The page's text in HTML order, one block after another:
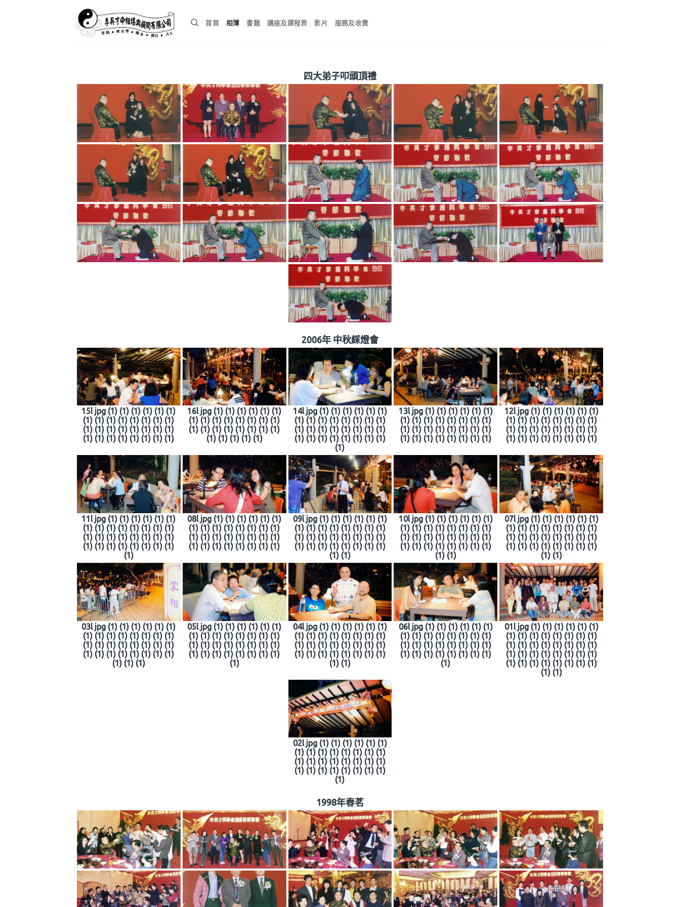
首頁 相薄 書籍 講座及課程表 影片 服務及收費
四大弟子叩頭頂禮
2006年 中秋綵燈會
15l jpg (1) (1) (1) (1) (1) (1)
(1) (1) (1) (1) (1) (1) (1) (1)
(1) (1) (1) (1) (1) (1) (1) (1)
(1) (1) (1) (1) (1) (1) (1) (1)
16l jpg (1) (1) (1) (1) (1) (1)
(1) (1) (1) (1) (1) (1) (1) (1)
(1) (1) (1) (1) (1) (1) (1) (1)
(1) (1) (1) (1) (1)
14l jpg (1) (1) (1) (1) (1) (1)
(1) (1) (1) (1) (1) (1) (1) (1)
(1) (1) (1) (1) (1) (1) (1) (1)
(1) (1) (1) (1) (1) (1) (1) (1)
(1)
13l jpg (1) (1) (1) (1) (1) (1)
(1) (1) (1) (1) (1) (1) (1) (1)
(1) (1) (1) (1) (1) (1) (1) (1)
(1) (1) (1) (1) (1) (1) (1) (1)
12l jpg (1) (1) (1) (1) (1) (1)
(1) (1) (1) (1) (1) (1) (1) (1)
(1) (1) (1) (1) (1) (1) (1) (1)
(1) (1) (1) (1) (1) (1) (1) (1)
11l jpg (1) (1) (1) (1) (1) (1)
(1) (1) (1) (1) (1) (1) (1) (1)
(1) (1) (1) (1) (1) (1) (1) (1)
(1) (1) (1) (1) (1) (1) (1) (1)
(1)
08l jpg (1) (1) (1) (1) (1) (1)
(1) (1) (1) (1) (1) (1) (1) (1)
(1) (1) (1) (1) (1) (1) (1) (1)
(1) (1) (1) (1) (1) (1) (1) (1)
09l jpg (1) (1) (1) (1) (1) (1)
(1) (1) (1) (1) (1) (1) (1) (1)
(1) (1) (1) (1) (1) (1) (1) (1)
(1) (1) (1) (1) (1) (1) (1) (1)
(1) (1)
10l jpg (1) (1) (1) (1) (1) (1)
(1) (1) (1) (1) (1) (1) (1) (1)
(1) (1) (1) (1) (1) (1) (1) (1)
(1) (1) (1) (1) (1) (1) (1) (1)
(1) (1)
07l jpg (1) (1) (1) (1) (1) (1)
(1) (1) (1) (1) (1) (1) (1) (1)
(1) (1) (1) (1) (1) (1) (1) (1)
(1) (1) (1) (1) (1) (1) (1) (1)
(1) (1)
03l jpg (1) (1) (1) (1) (1) (1)
(1) (1) (1) (1) (1) (1) (1) (1)
(1) (1) (1) (1) (1) (1) (1) (1)
(1) (1) (1) (1) (1) (1) (1) (1)
(1) (1) (1)
05l jpg (1) (1) (1) (1) (1) (1)
(1) (1) (1) (1) (1) (1) (1) (1)
(1) (1) (1) (1) (1) (1) (1) (1)
(1) (1) (1) (1) (1) (1) (1) (1)
(1)
04l jpg (1) (1) (1) (1) (1) (1)
(1) (1) (1) (1) (1) (1) (1) (1)
(1) (1) (1) (1) (1) (1) (1) (1)
(1) (1) (1) (1) (1) (1) (1) (1)
(1) (1)
06l jpg (1) (1) (1) (1) (1) (1)
(1) (1) (1) (1) (1) (1) (1) (1)
(1) (1) (1) (1) (1) (1) (1) (1)
(1) (1) (1) (1) (1) (1) (1) (1)
(1)
01l jpg (1) (1) (1) (1) (1) (1)
(1) (1) (1) (1) (1) (1) (1) (1)
(1) (1) (1) (1) (1) (1) (1) (1)
(1) (1) (1) (1) (1) (1) (1) (1)
(1) (1) (1) (1) (1) (1) (1) (1)
(1) (1)
02l jpg (1) (1) (1) (1) (1) (1)
(1) (1) (1) (1) (1) (1) (1) (1)
(1) (1) (1) (1) (1) (1) (1) (1)
(1) (1) (1) (1) (1) (1) (1) (1)
(1)
1998年春茗